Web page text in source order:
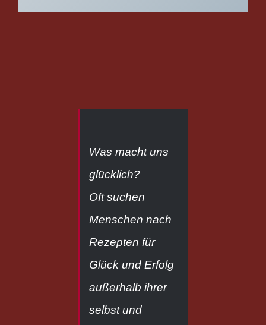
Was macht uns
glücklich?
Oft suchen
Menschen nach
Rezepten für
Glück und Erfolg
außerhalb ihrer
selbst und